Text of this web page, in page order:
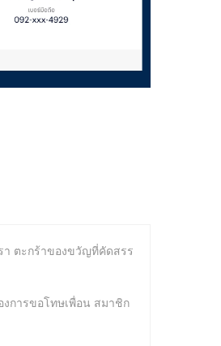
รา ตะกร้าของขวัญที่คัดสรร
การขอโทษเพื่อน สมาชิก